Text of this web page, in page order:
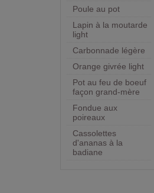
Poule au pot
Lapin à la moutarde
light
Carbonnade légère
Orange givrée light
Pot au feu de boeuf
façon grand-mère
Fondue aux
poireaux
Cassolettes
d'ananas à la
badiane